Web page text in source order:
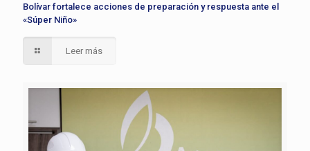
Bolívar fortalece acciones de preparación y respuesta ante el
«Súper Niño»
Leer más